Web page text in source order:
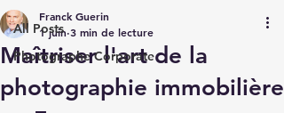
All Posts
Photographe Corporate
Maîtriser l'art de la
photographie immobilière
Franck Guerin
1 juin 3 min de lecture